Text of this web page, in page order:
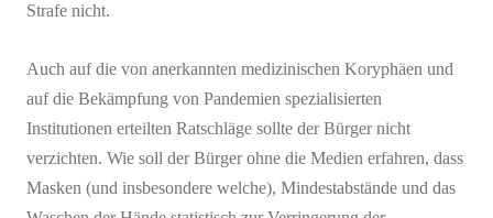
Strafe nicht.
Auch auf die von anerkannten medizinischen Koryphäen und
auf die Bekämpfung von Pandemien spezialisierten
Institutionen erteilten Ratschläge sollte der Bürger nicht
verzichten. Wie soll der Bürger ohne die Medien erfahren, dass
Masken (und insbesondere welche), Mindestabstände und das